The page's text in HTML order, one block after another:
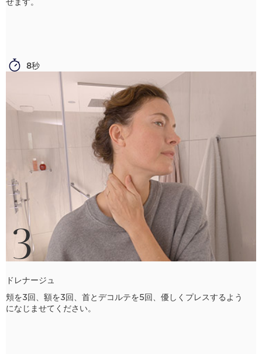
8秒
3
ドレナージュ
頬を3回、額を3回、首とデコルテを5回、優しくプレスするよう
になじませてください。